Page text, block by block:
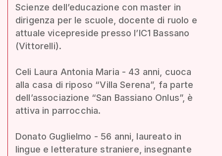
Scienze dell’educazione con master in
dirigenza per le scuole, docente di ruolo e
attuale vicepreside presso l’IC1 Bassano
(Vittorelli).
Celi Laura Antonia Maria - 43 anni, cuoca
alla casa di riposo “Villa Serena”, fa parte
dell’associazione “San Bassiano Onlus”, è
attiva in parrocchia.
Donato Guglielmo - 56 anni, laureato in
lingue e letterature straniere, insegnante